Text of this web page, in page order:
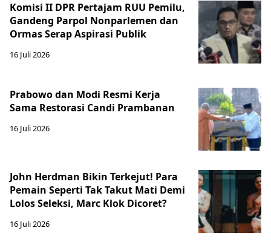
Komisi II DPR Pertajam RUU Pemilu,
Gandeng Parpol Nonparlemen dan
Ormas Serap Aspirasi Publik
16 Juli 2026
Prabowo dan Modi Resmi Kerja
Sama Restorasi Candi Prambanan
16 Juli 2026
John Herdman Bikin Terkejut! Para
Pemain Seperti Tak Takut Mati Demi
Lolos Seleksi, Marc Klok Dicoret?
16 Juli 2026